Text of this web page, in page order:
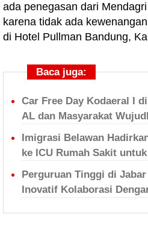
ada penegasan dari
karena tidak ada
di Hotel Pullman Bandung,
Baca juga:
Car Free Day Kodaeral I
AL dan Masyarakat
Imigrasi Belawan
ke ICU Rumah Sakit
Perguruan Tinggi di
Inovatif Kolaborasi